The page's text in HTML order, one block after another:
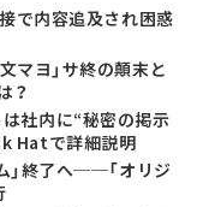
で内容追及され困惑
マヨ」サ終の顛末と
？
社内に“秘密の掲示
Hatで詳細説明
」終了へ──「オリジ